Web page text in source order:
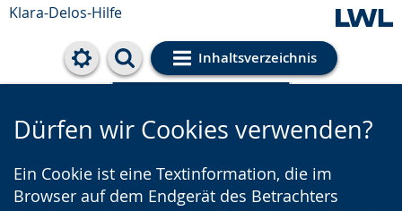
Klara-Delos-Hilfe
Inhaltsverzeichnis
Cookie-Einstellungen
Dürfen wir Cookies verwenden?
Ein Cookie ist eine Textinformation, die im
Browser auf dem Endgerät des Betrachters